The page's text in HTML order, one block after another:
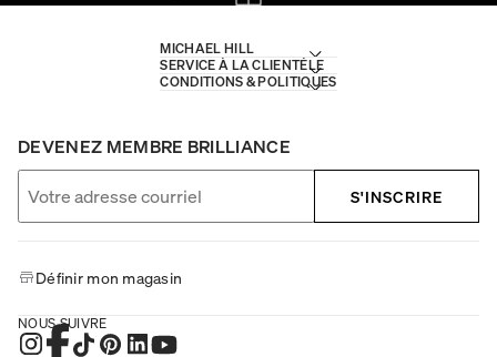
MICHAEL HILL
SERVICE À LA CLIENTÈLE
CONDITIONS & POLITIQUES
DEVENEZ MEMBRE BRILLIANCE
S'INSCRIRE
Définir mon magasin
NOUS SUIVRE